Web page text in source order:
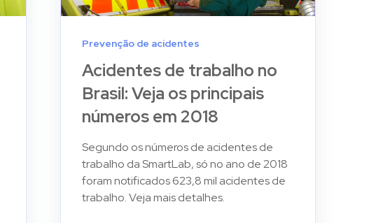
Prevenção de acidentes
Acidentes de trabalho no
Brasil: Veja os principais
números em 2018
Segundo os números de acidentes de
trabalho da SmartLab, só no ano de 2018
foram notificados 623,8 mil acidentes de
trabalho. Veja mais detalhes.